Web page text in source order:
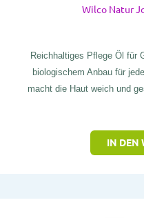
Wilco Natur
Reichhaltiges Pflege Öl für
biologischem Anbau für
macht die Haut weich und
IN DEN